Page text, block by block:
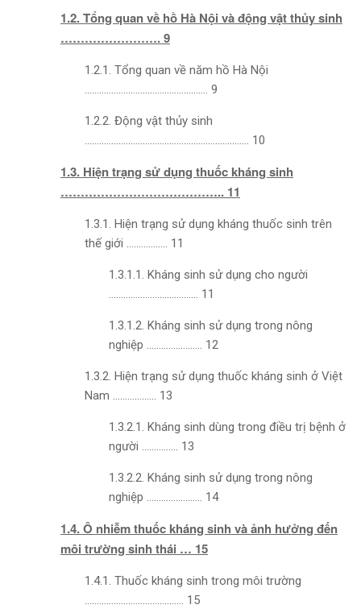
1.2. Tổng quan về hồ Hà Nội và động vật thủy sinh
……………………. 9
1.2.1. Tổng quan về năm hồ Hà Nội
…………………………………………… 9
1.2.2. Động vật thủy sinh
………………………………………………………….. 10
1.3. Hiện trạng sử dụng thuốc kháng sinh
………………………………….. 11
1.3.1. Hiện trạng sử dụng kháng thuốc sinh trên
thế giới …………….. 11
1.3.1.1. Kháng sinh sử dụng cho người
………………………………. 11
1.3.1.2. Kháng sinh sử dụng trong nông
nghiệp ………………….. 12
1.3.2. Hiện trạng sử dụng thuốc kháng sinh ở Việt
Nam ……………… 13
1.3.2.1. Kháng sinh dùng trong điều trị bệnh ở
người …………… 13
1.3.2.2. Kháng sinh sử dụng trong nông
nghiệp ………………….. 14
1.4. Ô nhiễm thuốc kháng sinh và ảnh hưởng đến
môi trường sinh thái … 15
1.4.1. Thuốc kháng sinh trong môi trường
………………………………….. 15